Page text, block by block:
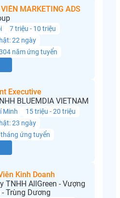
MARKETING ADS
7 triệu - 10 triệu
22 ngày
năm ứng tuyển
Executive
BLUEMDIA VIETNAM
Minh
15 triệu - 20 triệu
23 ngày
ứng tuyển
Kinh Doanh
TNHH AllGreen - Vượng
Trùng Dương